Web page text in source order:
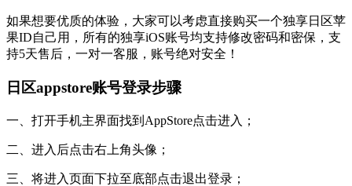
如果想要优质的体验，大家可以考虑直接购买一个独享日区苹
果ID自己用，所有的独享iOS账号均支持修改密码和密保，支
持5天售后，一对一客服，账号绝对安全！
日区appstore账号登录步骤
一、打开手机主界面找到AppStore点击进入；
二、进入后点击右上角头像；
三、将进入页面下拉至底部点击退出登录；